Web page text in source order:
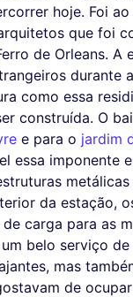
hoje. Foi
que foi
de Orleans.
durante a
como essa
construída. O
e para o jardim
essa imponente
da estação,
carga para as
belo serviço
mas
de